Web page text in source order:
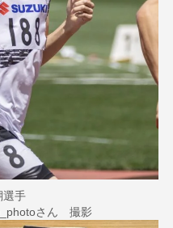
選手
さん 撮影